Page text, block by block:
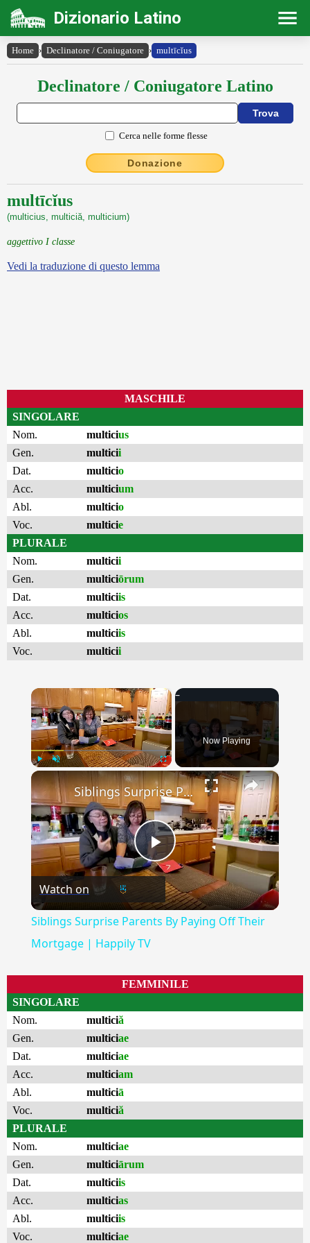
Dizionario Latino
Home › Declinatore / Coniugatore › multīcĭus
Declinatore / Coniugatore Latino
Cerca nelle forme flesse
Donazione
multīcĭus
(multicius, multiciă, multicium)
aggettivo I classe
Vedi la traduzione di questo lemma
MASCHILE
SINGOLARE
Nom.
multicius
Gen.
multicii
Dat.
multicio
Acc.
multicium
Abl.
multicio
Voc.
multicie
PLURALE
Nom.
multicii
Gen.
multiciōrum
Dat.
multiciis
Acc.
multicios
Abl.
multiciis
Voc.
multicii
×
Unmute Fullscreen
Now Playing
×
Play
Video
Siblings Surprise Parents By Paying Off Their Mortgage | Happily TV
Watch on
Siblings Surprise Parents By Paying Off Their
Mortgage | Happily TV
FEMMINILE
SINGOLARE
Nom.
multiciă
Gen.
multiciae
Dat.
multiciae
Acc.
multiciam
Abl.
multiciā
Voc.
multiciă
PLURALE
Nom.
multiciae
Gen.
multiciārum
Dat.
multiciis
Acc.
multicias
Abl.
multiciis
Voc.
multiciae